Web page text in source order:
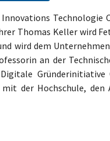
Thomas Keller wird
wird dem
an der
der Hochschule, den